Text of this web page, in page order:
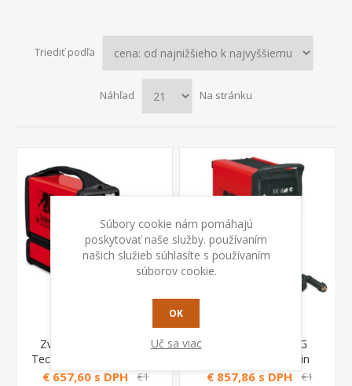
Triediť podľa
Náhľad Na stránku
Zvárací invertor TIG -
Technology TIG 230 DC-
HF/LIFT /MMA Telwin
€ 657,60 s DPH
€1
Zváračka MIG MAG
Telmig 250/2 Telwin
€ 857,86 s DPH
€1
Súbory cookie nám pomáhajú
poskytovať naše služby. používaním
našich služieb súhlasíte s používaním
súborov cookie.
OK
Uč sa viac